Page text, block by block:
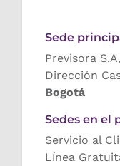
Sede
Previsora
Dirección
Bogotá
Sedes en el
Servicio al
Línea